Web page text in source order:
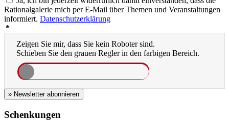
Rationalgalerie mich per E-Mail über Themen und Veranstaltungen
informiert. Datenschutzerklärung
*
Zeigen Sie mir, dass Sie kein Roboter sind.
Schieben Sie den grauen Regler in den farbigen Bereich.
» Newsletter abonnieren
Schenkungen